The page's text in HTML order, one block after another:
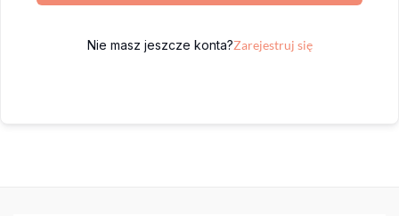
Nie masz jeszcze konta?Zarejestruj się